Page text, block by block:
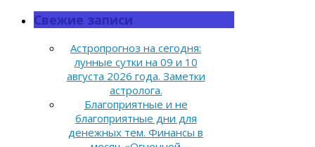
Свежие записи
Астропрогноз на сегодня:
лунные сутки на 09 и 10
августа 2026 года. Заметки
астролога.
Благоприятные и не
благоприятные дни для
денежных тем. Финансы в